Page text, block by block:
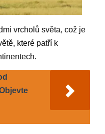
vrcholů světa, což je
které patří k